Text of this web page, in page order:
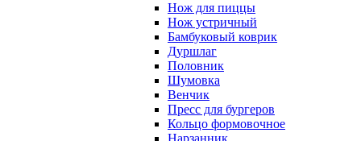
Нож для пиццы
Нож устричный
Бамбуковый коврик
Дуршлаг
Половник
Шумовка
Венчик
Пресс для бургеров
Кольцо формовочное
Нарзанник